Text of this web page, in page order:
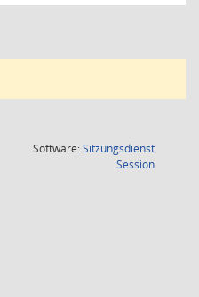
Software:Sitzungsdienst
Session(Wird in